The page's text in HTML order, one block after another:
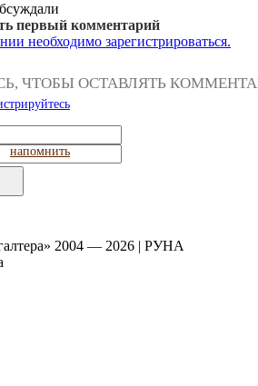
первый комментарий
необходимо зарегистрироваться.
ЧТОБЫ ОСТАВЛЯТЬ
напомнить
2004 — 2026 | РУНА